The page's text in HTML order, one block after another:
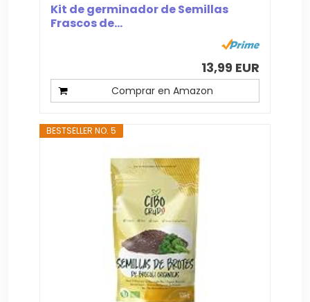
Kit de germinador de Semillas
Frascos de...
13,99 EUR
Comprar en Amazon
BESTSELLER NO. 5